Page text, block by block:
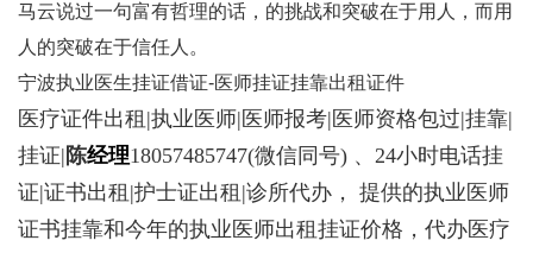
马云说过一句富有哲理的话，的挑战和突破在于用人，而用
人的突破在于信任人。
宁波执业医生挂证借证-医师挂证挂靠出租证件
医疗证件出租|执业医师|医师报考|医师资格包过|挂靠|
挂证| 陈经理18057485747(微信同号) 、24小时电话挂
证|证书出租|护士证出租|诊所代办， 提供的执业医师
证书挂靠和今年的执业医师出租挂证价格，代办医疗